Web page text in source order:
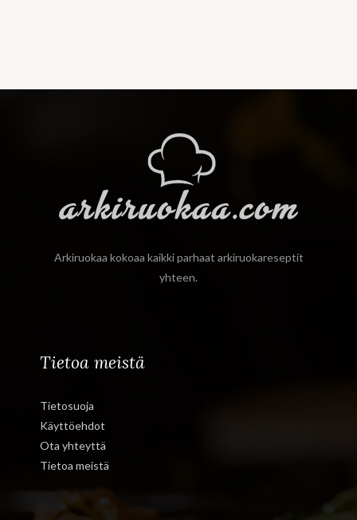
Arkiruokaa kokoaa kaikki parhaat arkiruokareseptit
yhteen.
Tietoa meistä
Tietosuoja
Käyttöehdot
Ota yhteyttä
Tietoa meistä